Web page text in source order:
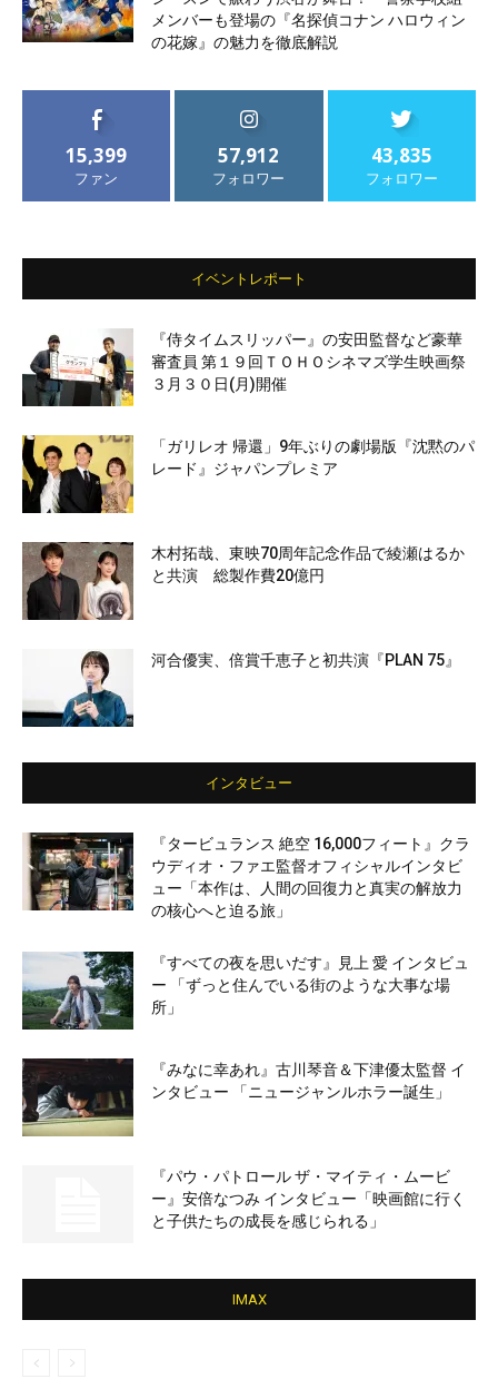
メンバーも登場の『名探偵コナン ハロウィン
の花嫁』の魅力を徹底解説
15,399
ファン
57,912
フォロワー
43,835
フォロワー
イベントレポート
『侍タイムスリッパー』の安田監督など豪華
審査員 第１９回ＴＯＨＯシネマズ学生映画祭
３月３０日(月)開催
「ガリレオ 帰還」9年ぶりの劇場版『沈黙のパ
レード』ジャパンプレミア
木村拓哉、東映70周年記念作品で綾瀬はるか
と共演 総製作費20億円
河合優実、倍賞千恵子と初共演『PLAN 75』
インタビュー
『タービュランス 絶空 16,000フィート』クラ
ウディオ・ファエ監督オフィシャルインタビ
ュー「本作は、人間の回復力と真実の解放力
の核心へと迫る旅」
『すべての夜を思いだす』見上 愛 インタビュ
ー 「ずっと住んでいる街のような大事な場
所」
『みなに幸あれ』古川琴音＆下津優太監督 イ
ンタビュー 「ニュージャンルホラー誕生」
『パウ・パトロール ザ・マイティ・ムービ
ー』安倍なつみ インタビュー「映画館に行く
と子供たちの成長を感じられる」
IMAX